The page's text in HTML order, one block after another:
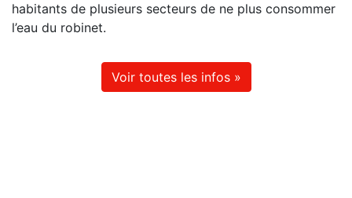
habitants de plusieurs secteurs de ne plus consommer
l’eau du robinet.
Voir toutes les infos »